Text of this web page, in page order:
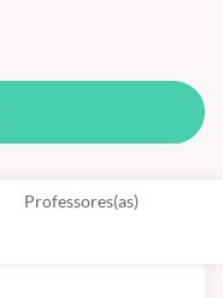
Professores(as)